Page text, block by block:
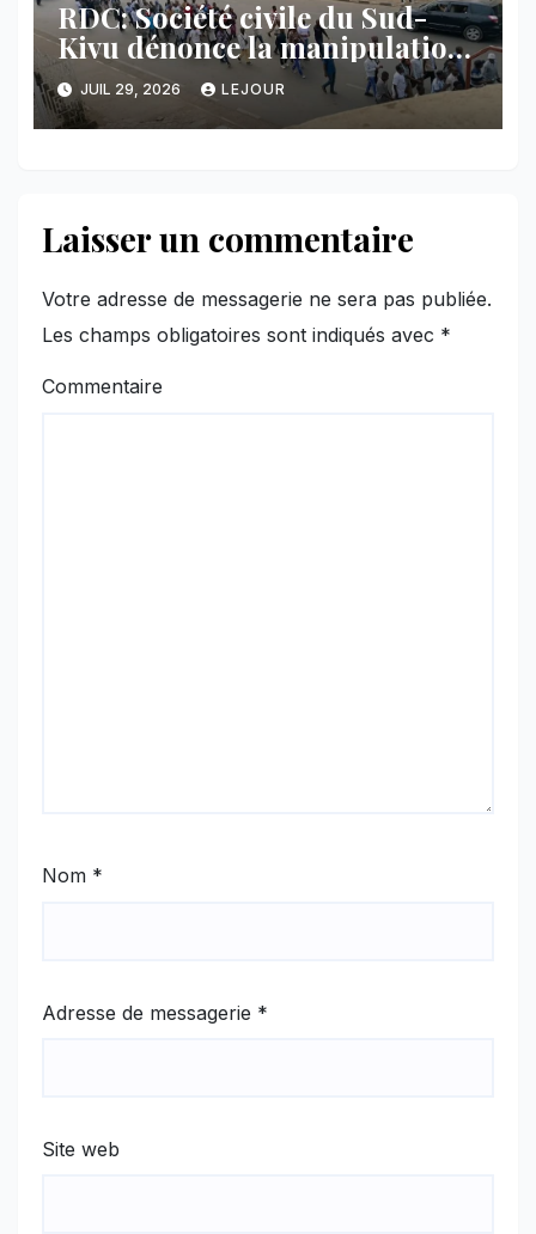
RDC: Société civile du Sud-
Kivu dénonce la manipulation
des manifestations par
l’AFC/M23
JUIL 29, 2026 LEJOUR
Laisser un commentaire
Votre adresse de messagerie ne sera pas publiée.
Les champs obligatoires sont indiqués avec *
Commentaire
Nom *
Adresse de messagerie *
Site web